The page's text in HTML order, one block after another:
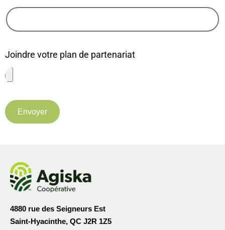
Joindre votre plan de partenariat
Envoyer
4880 rue des Seigneurs Est
Saint-Hyacinthe, QC J2R 1Z5